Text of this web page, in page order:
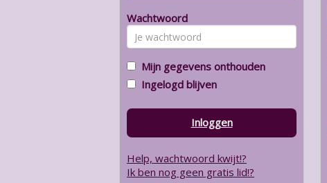
Wachtwoord
Mijn gegevens onthouden
Ingelogd blijven
Inloggen
Help, wachtwoord kwijt!?
Ik ben nog geen gratis lid!?